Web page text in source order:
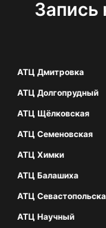
Запись
АТЦ Дмитровка
АТЦ Долгопрудный
АТЦ Щёлковская
АТЦ Семеновская
АТЦ Химки
АТЦ Балашиха
АТЦ
АТЦ Научный